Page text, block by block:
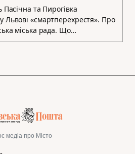
та Пирогівка
«смартперехрестя». Про
міська рада. Що…
медіа про Місто